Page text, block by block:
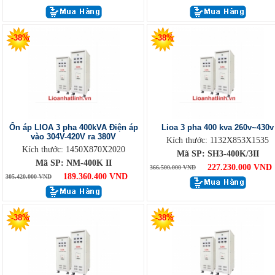
-38%
Ổn áp LIOA 3 pha 400kVA Điện áp
vào 304V-420V ra 380V
Kích thước: 1450X870X2020
Mã SP: NM-400K II
305.420.000 VND 189.360.400 VND
-38%
Lioa 3 pha 400 kva 260v~430v
Kích thước: 1132X853X1535
Mã SP: SH3-400K/3II
366.500.000 VND 227.230.000 VND
-38% -38%